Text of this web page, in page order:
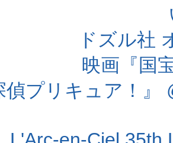
ドズル社
映画『国
偵プリキュア！